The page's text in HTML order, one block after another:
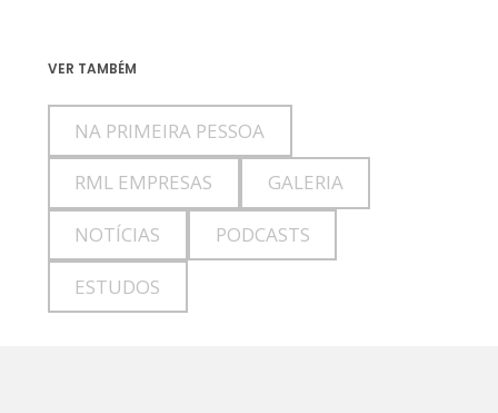
VER TAMBÉM
NA PRIMEIRA PESSOA
RML EMPRESAS GALERIA
NOTÍCIAS PODCASTS
ESTUDOS